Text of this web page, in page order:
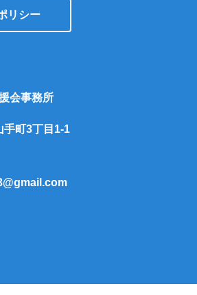
リシー
会事務所
手町3丁目1-1